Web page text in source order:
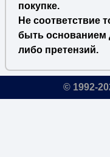
покупке.
Не соответствие
быть основанием
либо претензий.
© 1992-